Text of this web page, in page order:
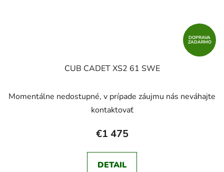
DOPRAVA
ZADARMO
CUB CADET XS2 61 SWE
Momentálne nedostupné, v prípade záujmu nás neváhajte
kontaktovať
€1 475
DETAIL